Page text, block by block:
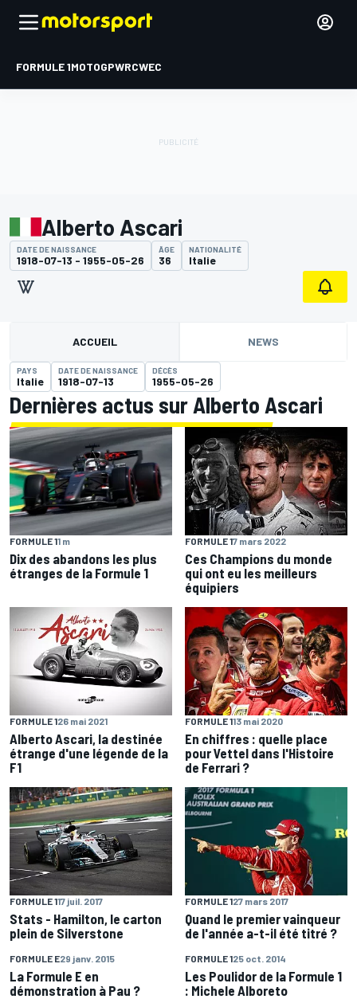
FORMULE 1MOTOGPWRCWEC
Alberto Ascari
DATE DE NAISSANCE
1918-07-13 - 1955-05-26
ÂGE
36
NATIONALITÉ
Italie
ACCUEIL NEWS
PAYS
Italie
DATE DE NAISSANCE
1918-07-13
DÉCÈS
1955-05-26
Dernières actus sur Alberto Ascari
FORMULE 11 m
Dix des abandons les plus
étranges de la Formule 1
FORMULE 17 mars 2022
Ces Champions du monde
qui ont eu les meilleurs
équipiers
FORMULE 126 mai 2021
Alberto Ascari, la destinée
étrange d'une légende de la
F1
FORMULE 113 mai 2020
En chiffres : quelle place
pour Vettel dans l'Histoire
de Ferrari ?
FORMULE 117 juil. 2017
Stats - Hamilton, le carton
plein de Silverstone
FORMULE 127 mars 2017
Quand le premier vainqueur
de l'année a-t-il été titré ?
FORMULE E29 janv. 2015
La Formule E en
démonstration à Pau ?
FORMULE 125 oct. 2014
Les Poulidor de la Formule 1
: Michele Alboreto